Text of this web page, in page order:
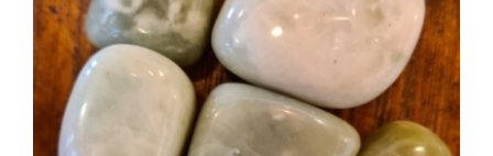
AGGIUNGI AL CARRELLO DETTAGLI